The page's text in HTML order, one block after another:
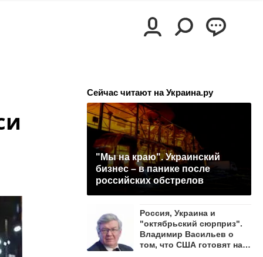
Сейчас читают на Украина.ру
"Мы на краю". Украинский
бизнес – в панике после
российских обстрелов
Россия, Украина и
"октябрьский сюрприз".
Владимир Васильев о
том, что США готовят на